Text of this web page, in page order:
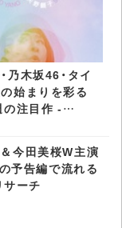
乃木坂46・タイ
始まりを彩る
注目作 -
リサーチ
今田美桜W主演
予告編で流れる
ーチ